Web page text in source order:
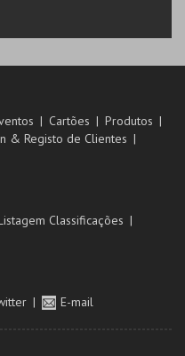
Cartões
Produtos
& Registo de Clientes
Classificações
E-mail